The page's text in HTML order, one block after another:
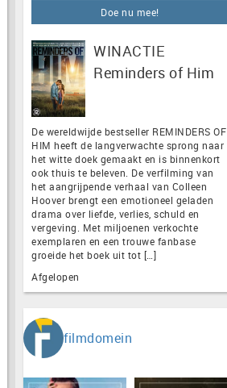
Doe nu mee!
WINACTIE
Reminders of Him
De wereldwijde bestseller REMINDERS OF
HIM heeft de langverwachte sprong naar
het witte doek gemaakt en is binnenkort
ook thuis te beleven. De verfilming van
het aangrijpende verhaal van Colleen
Hoover brengt een emotioneel geladen
drama over liefde, verlies, schuld en
vergeving. Met miljoenen verkochte
exemplaren en een trouwe fanbase
groeide het boek uit tot […]
Afgelopen
filmdomein